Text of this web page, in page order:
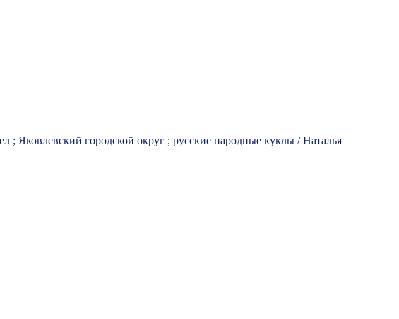
; Яковлевский городской округ ; русские народные куклы / Наталья